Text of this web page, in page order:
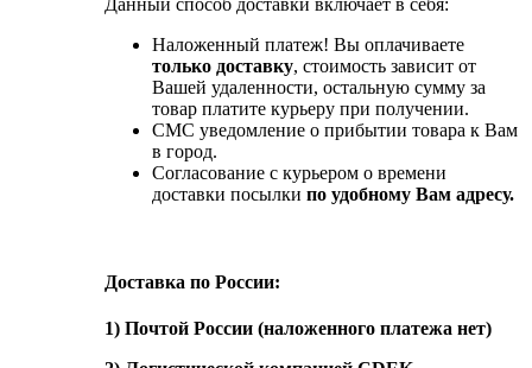
Данный способ доставки включает в себя:
Наложенный платеж! Вы оплачиваете
только доставку, стоимость зависит от
Вашей удаленности, остальную сумму за
товар платите курьеру при получении.
СМС уведомление о прибытии товара к Вам
в город.
Согласование с курьером о времени
доставки посылки по удобному Вам адресу.
Доставка по России:
1) Почтой России (наложенного платежа нет)